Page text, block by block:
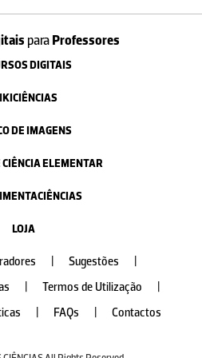
paraProfessores
DIGITAIS
DE IMAGENS
ELEMENTAR
LOJA
Sugestões
Termos de Utilização
FAQs Contactos